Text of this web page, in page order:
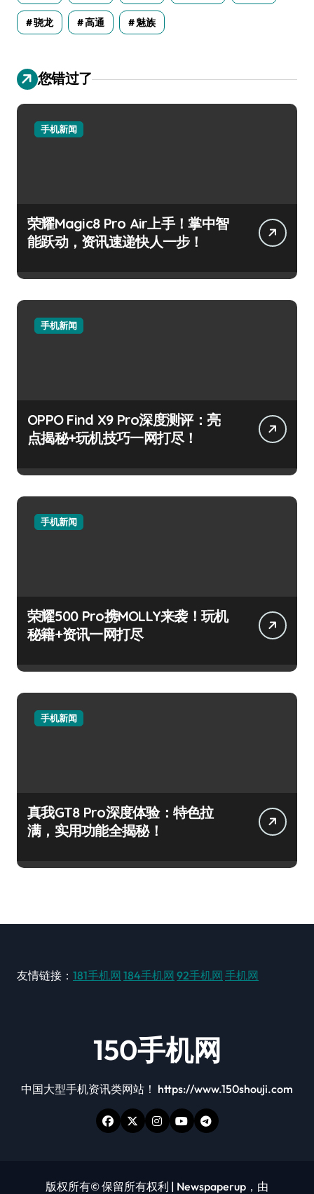
骁龙 高通 魅族
您错过了
手机新闻
荣耀Magic8 Pro Air上手！掌中智
能跃动，资讯速递快人一步！
手机新闻
OPPO Find X9 Pro深度测评：亮
点揭秘+玩机技巧一网打尽！
手机新闻
荣耀500 Pro携MOLLY来袭！玩机
秘籍+资讯一网打尽
手机新闻
真我GT8 Pro深度体验：特色拉
满，实用功能全揭秘！
友情链接： 181手机网 184手机网 92手机网 手机网
150手机网
中国大型手机资讯类网站！ https://www.150shouji.com
版权所有© 保留所有权利 | Newspaperup ，由